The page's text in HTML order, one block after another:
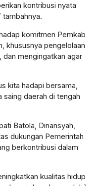
kontribusi nyata
tambahnya.
komitmen Pemkab
khususnya pengelolaan
dan mengingatkan agar
kita hadapi bersama,
saing daerah di tengah
Batola, Dinansyah,
dukungan Pemerintah
berkontribusi dalam
kualitas hidup